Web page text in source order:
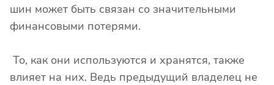
шин может быть связан со значительными
финансовыми потерями.
То, как они используются и хранятся, также
влияет на них. Ведь предыдущий владелец не